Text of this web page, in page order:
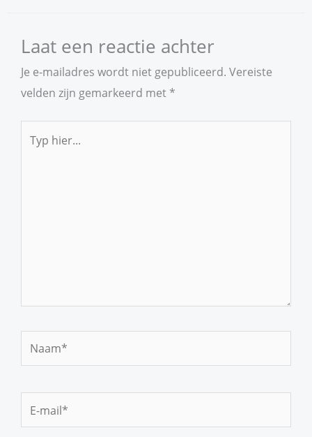
Laat een reactie achter
Je e-mailadres wordt niet gepubliceerd. Vereiste
velden zijn gemarkeerd met *
hier...
Naam*
mail*